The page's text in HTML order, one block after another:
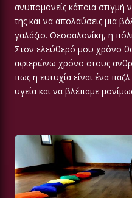
ανυπομονείς κάποια στιγμή
της και να απολαύσεις μια
γαλάζιο. Θεσσαλονίκη, η
Στον ελεύθερό μου χρόνο
αφιερώνω χρόνο στους
πως η ευτυχία είναι ένα
υγεία και να βλέπαμε